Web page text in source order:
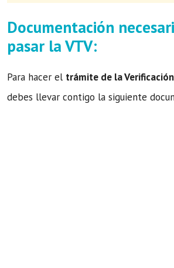
Documentación
pasar la VTV:
Para hacer el trámite de la
debes llevar contigo la siguiente